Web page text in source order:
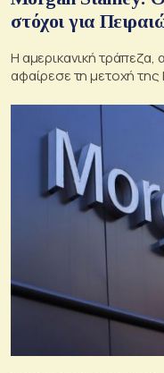
στόχοι για
Η αμερικανική τράπεζα,
αφαίρεσε τη μετοχή